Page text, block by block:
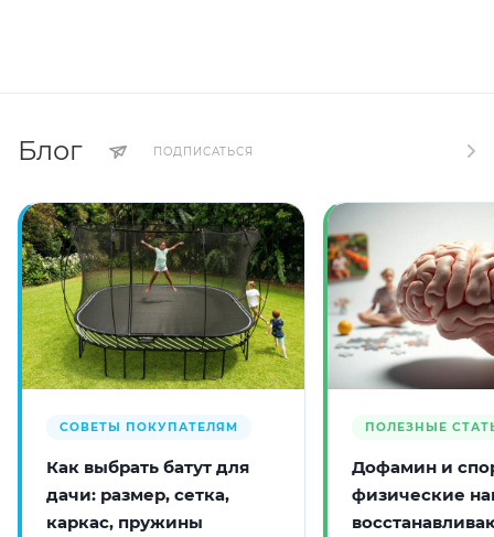
Блог ПОДПИСАТЬСЯ
СОВЕТЫ ПОКУПАТЕЛЯМ
Как выбрать батут для
дачи: размер, сетка,
каркас, пружины
ПОЛЕЗНЫЕ
Дофамин и
физические